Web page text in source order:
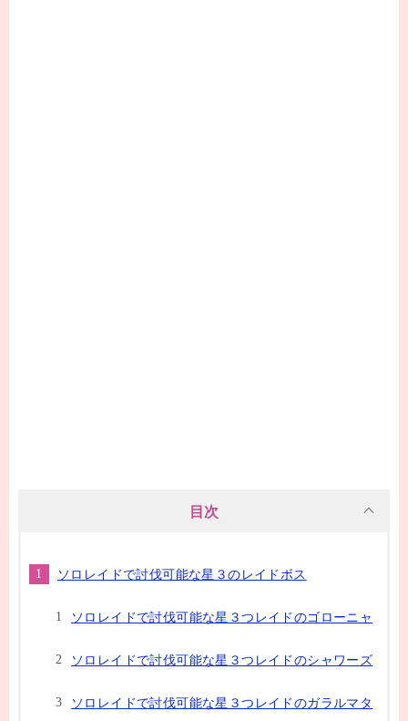
目次
ソロレイドで討伐可能な星３のレイドボス
ソロレイドで討伐可能な星３つレイドのゴローニャ
ソロレイドで討伐可能な星３つレイドのシャワーズ
ソロレイドで討伐可能な星３つレイドのガラルマタ